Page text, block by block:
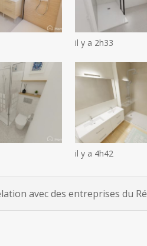
il y a 2h33
il y a 4h42
avec des entreprises du